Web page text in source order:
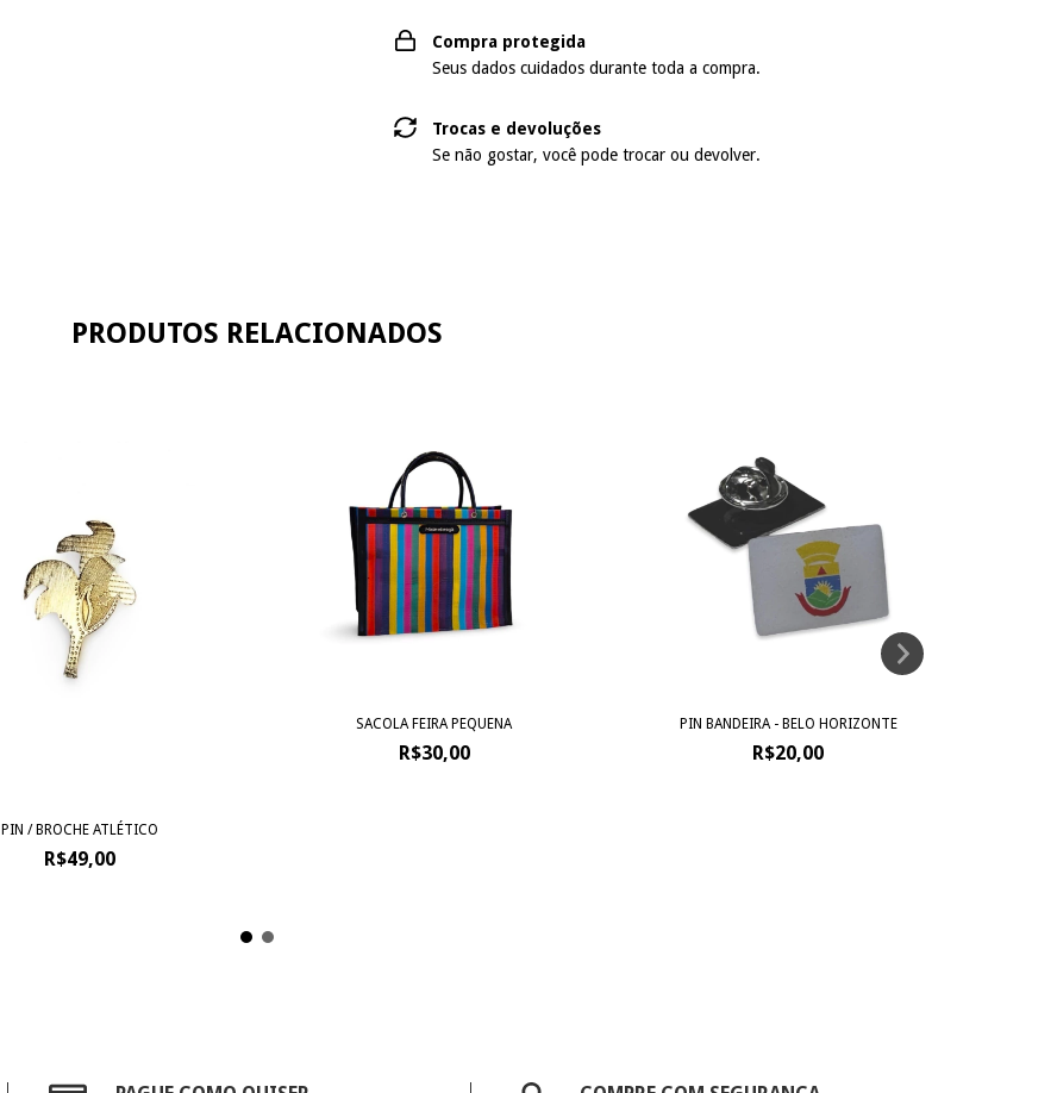
Compra protegida
Seus dados cuidados durante toda a compra.
Trocas e devoluções
Se não gostar, você pode trocar ou devolver.
PRODUTOS RELACIONADOS
PIN / BROCHE ATLÉTICO
R$49,00
SACOLA FEIRA PEQUENA
R$30,00
PIN BANDEIRA - BELO HORIZONTE
R$20,00